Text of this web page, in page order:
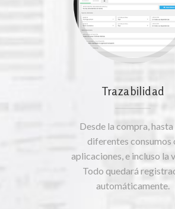
Trazabilidad
Desde la compra, hasta
diferentes consumos
aplicaciones, e incluso la
Todo quedará
automáticamente.